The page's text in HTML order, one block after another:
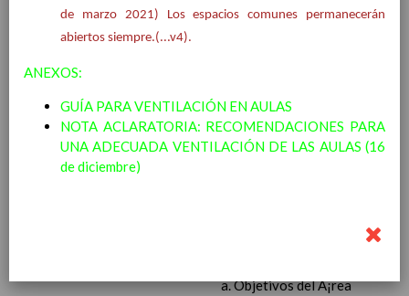
Ãrea de Cultura y PrÃ¡ctica
ContribuciÃ³n del Ã¡rea a
las competencias
clave
Elab/10/06/2016
En revisiÃ³n
Ãrea de Valores Sociales y CÃ­
Objetivos del Ã¡rea
de marzo 2021) Los espacios comunes permanecerán
abiertos siempre.(...v4).
ANEXOS:
GUÍA PARA VENTILACIÓN EN AULAS
NOTA ACLARATORIA: RECOMENDACIONES PARA
UNA ADECUADA VENTILACIÓN DE LAS AULAS (16
de diciembre)